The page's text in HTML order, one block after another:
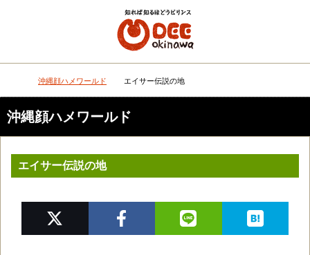
DEEokinawaトップ
沖縄顔ハメワールド エイサー伝説の地
沖縄顔ハメワールド
エイサー伝説の地